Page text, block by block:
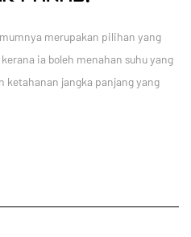
merupakan pilihan yang
ia boleh menahan suhu yang
ketahanan jangka panjang yang